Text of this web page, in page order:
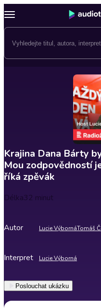
Krajina Dana Bárty
Mou zodpovědností
říká zpěvák
Délka32 minut
Autor Lucie VýbornáTomáš
Interpret Lucie Výborná
Poslouchat ukázku